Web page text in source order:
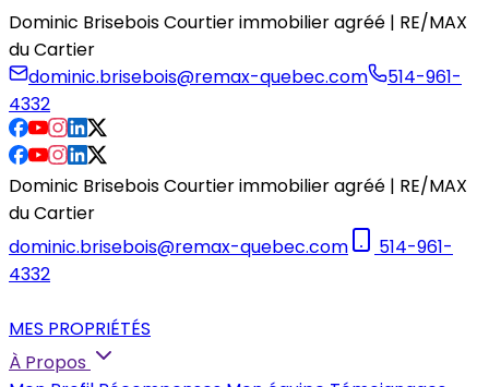
Dominic Brisebois Courtier immobilier agréé | RE/MAX
du Cartier
dominic.brisebois@remax-quebec.com
514-961-
4332
Dominic Brisebois Courtier immobilier agréé | RE/MAX
du Cartier
dominic.brisebois@remax-quebec.com
514-961-
4332
MES PROPRIÉTÉS
À Propos